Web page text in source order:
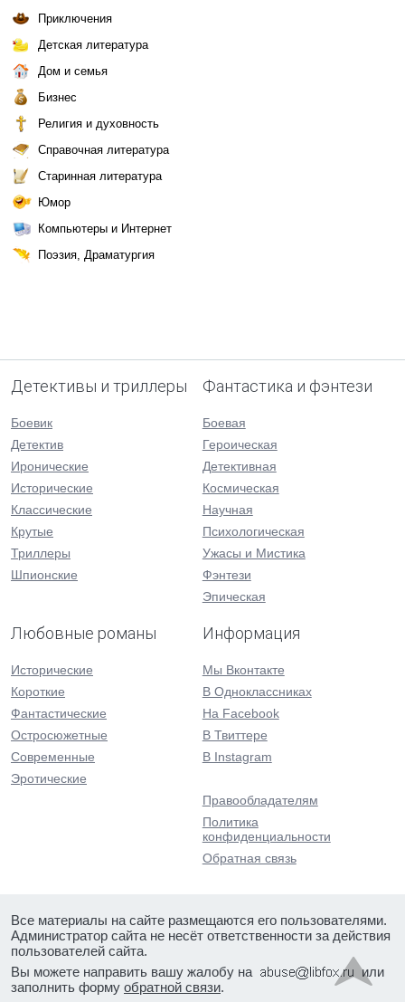
Приключения
Детская литература
Дом и семья
Бизнес
Религия и духовность
Справочная литература
Старинная литература
Юмор
Компьютеры и Интернет
Поэзия, Драматургия
Детективы и триллеры
Боевик
Детектив
Иронические
Исторические
Классические
Крутые
Триллеры
Шпионские
Фантастика и фэнтези
Боевая
Героическая
Детективная
Космическая
Научная
Психологическая
Ужасы и Мистика
Фэнтези
Эпическая
Любовные романы
Исторические
Короткие
Фантастические
Остросюжетные
Современные
Эротические
Информация
Мы Вконтакте
В Одноклассниках
На Facebook
В Твиттере
В Instagram
Правообладателям
Политика
конфиденциальности
Обратная связь
Все материалы на сайте размещаются его пользователями.
Администратор сайта не несёт ответственности за действия
пользователей сайта.
Вы можете направить вашу жалобу на
или
заполнить форму обратной связи.